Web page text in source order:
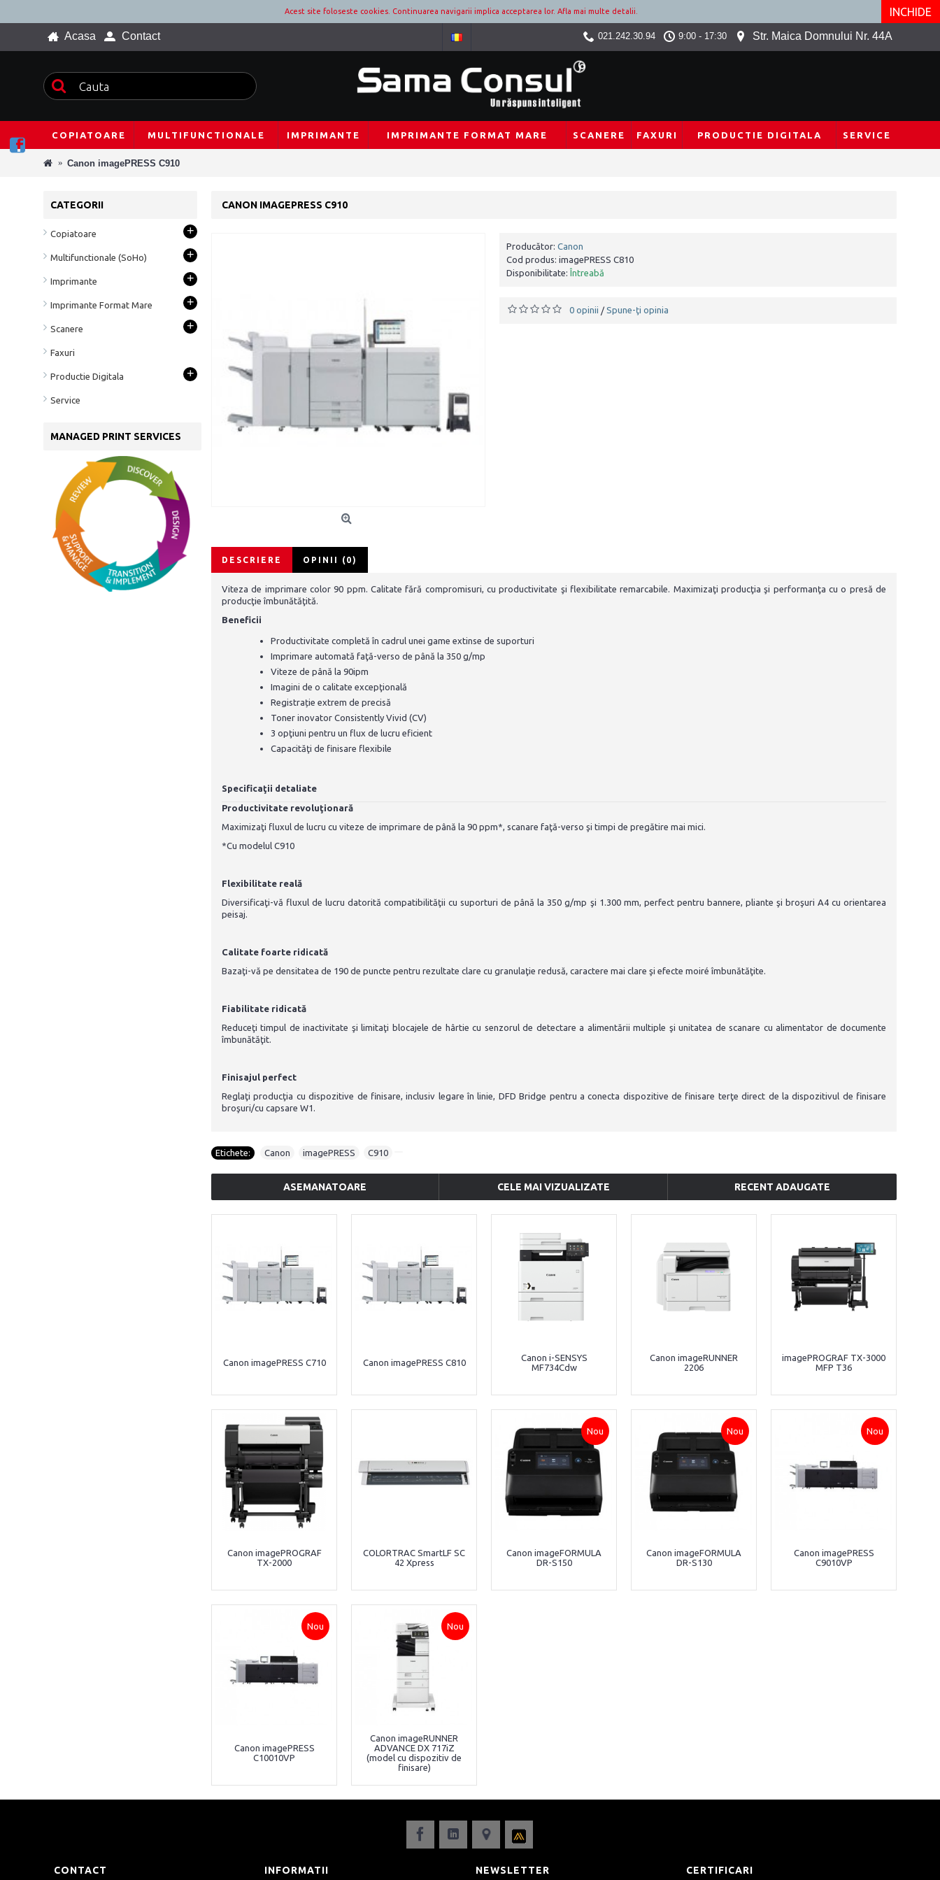
Acest site foloseste cookies. Continuarea navigarii implica acceptarea lor. Afla mai multe detalii. INCHIDE
Acasa Contact 021.242.30.94 9:00 - 17:30 Str. Maica Domnului Nr. 44A
COPIATOARE MULTIFUNCTIONALE IMPRIMANTE IMPRIMANTE FORMAT MARE SCANERE FAXURI PRODUCTIE DIGITALA SERVICE
Canon imagePRESS C910
CATEGORII
Copiatoare +
Multifunctionale (SoHo) +
Imprimante +
Imprimante Format Mare +
Scanere +
Faxuri
Productie Digitala +
Service
MANAGED PRINT SERVICES
CANON IMAGEPRESS C910
Producător: Canon
Cod produs: imagePRESS C810
Disponibilitate: Întreabă
0 opinii / Spune-ţi opinia
DESCRIERE OPINII (0)
Viteza de imprimare color 90 ppm. Calitate fără compromisuri, cu productivitate şi flexibilitate remarcabile. Maximizaţi producţia şi performanţa cu o presă de
producţie îmbunătăţită.
Beneficii
Productivitate completă în cadrul unei game extinse de suporturi
Imprimare automată faţă-verso de până la 350 g/mp
Viteze de până la 90ipm
Imagini de o calitate excepţională
Registrație extrem de precisă
Toner inovator Consistently Vivid (CV)
3 opţiuni pentru un flux de lucru eficient
Capacităţi de finisare flexibile
Specificaţii detaliate
Productivitate revoluţionară
Maximizaţi fluxul de lucru cu viteze de imprimare de până la 90 ppm*, scanare faţă-verso şi timpi de pregătire mai mici.
*Cu modelul C910
Flexibilitate reală
Diversificaţi-vă fluxul de lucru datorită compatibilităţii cu suporturi de până la 350 g/mp şi 1.300 mm, perfect pentru bannere, pliante şi broşuri A4 cu orientarea
peisaj.
Calitate foarte ridicată
Bazaţi-vă pe densitatea de 190 de puncte pentru rezultate clare cu granulaţie redusă, caractere mai clare şi efecte moiré îmbunătăţite.
Fiabilitate ridicată
Reduceţi timpul de inactivitate şi limitaţi blocajele de hârtie cu senzorul de detectare a alimentării multiple şi unitatea de scanare cu alimentator de documente
îmbunătăţit.
Finisajul perfect
Reglaţi producţia cu dispozitive de finisare, inclusiv legare în linie, DFD Bridge pentru a conecta dispozitive de finisare terţe direct de la dispozitivul de finisare
broşuri/cu capsare W1.
Etichete: Canon imagePRESS C910
ASEMANATOARE CELE MAI VIZUALIZATE RECENT ADAUGATE
Canon imagePRESS C710 Canon imagePRESS C810
Canon i-SENSYS
MF734Cdw
Canon imageRUNNER
2206
imagePROGRAF TX-3000
MFP T36
Canon imagePROGRAF
TX-2000
COLORTRAC SmartLF SC
42 Xpress
Nou
Canon imageFORMULA
DR-S150
Nou
Canon imageFORMULA
DR-S130
Nou
Canon imagePRESS
C9010VP
Nou
Canon imagePRESS
C10010VP
Nou
Canon imageRUNNER
ADVANCE DX 717iZ
(model cu dispozitiv de
finisare)
CONTACT INFORMATII NEWSLETTER CERTIFICARI